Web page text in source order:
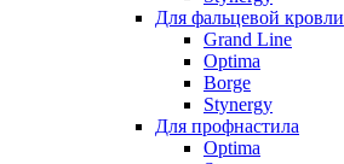
Для фальцевой кровли
Grand Line
Optima
Borge
Stynergy
Для профнастила
Optima